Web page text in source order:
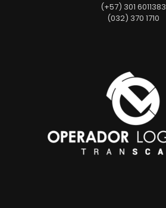
(+57) 301 6011383
(032) 370 1710